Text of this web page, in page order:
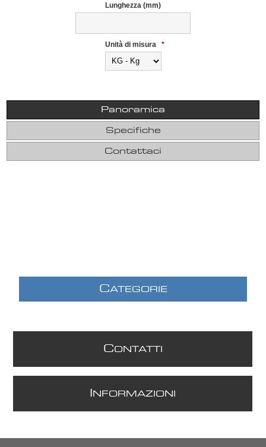
Lunghezza (mm)
Unità di misura *
Panoramica
Specifiche
Contattaci
CATEGORIE
CONTATTI
NFORMAZIONI